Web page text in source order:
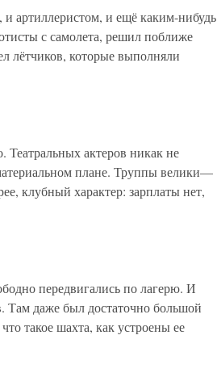
артиллеристом, и ещё каким-нибудь
с самолета, решил поближе
лётчиков, которые выполняли
актеров никак не
плане. Труппы велики—
клубный характер: зарплаты нет,
передвигались по лагерю. И
Там даже был достаточно большой
такое шахта, как устроены ее